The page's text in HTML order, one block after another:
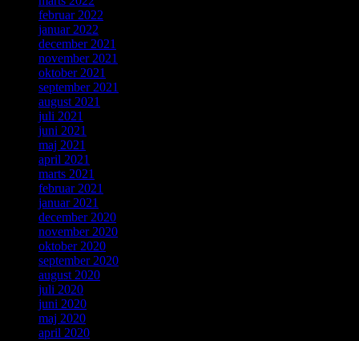
februar 2022
januar 2022
december 2021
november 2021
oktober 2021
september 2021
august 2021
juli 2021
juni 2021
maj 2021
april 2021
marts 2021
februar 2021
januar 2021
december 2020
november 2020
oktober 2020
september 2020
august 2020
juli 2020
juni 2020
maj 2020
april 2020